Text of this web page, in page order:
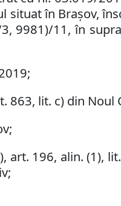
situat în Braşov,
9981)/11, în
863, lit. c) din Noul
art. 196, alin.(1), lit.